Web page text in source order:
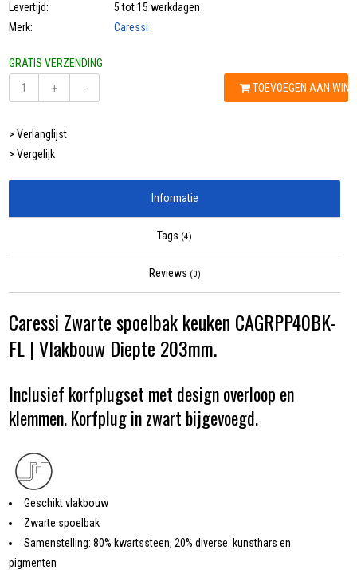
Levertijd:
5 tot 15 werkdagen
Merk:
Caressi
GRATIS VERZENDING
+
- TOEVOEGEN AAN
> Verlanglijst
> Vergelijk
Informatie
Tags (4)
Reviews (0)
Caressi Zwarte spoelbak keuken CAGRPP40BK-
FL | Vlakbouw Diepte 203mm.
Inclusief korfplugset met design overloop en
klemmen. Korfplug in zwart bijgevoegd.
Geschikt vlakbouw
Zwarte spoelbak
Samenstelling: 80% kwartssteen, 20% diverse: kunsthars en
pigmenten